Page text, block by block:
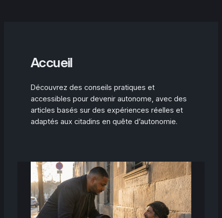
Accueil
Découvrez des conseils pratiques et
accessibles pour devenir autonome, avec des
articles basés sur des expériences réelles et
adaptés aux citadins en quête d’autonomie.